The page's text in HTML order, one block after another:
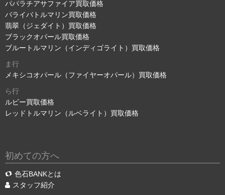
パパラチアサファイア買取価格
パライバトルマリン買取価格
翡翠（ジェダイト）買取価格
ブラックオパール買取価格
ブルートルマリン（インディゴライト）買取価格
ま行
メキシコオパール（ファイヤーオパール）買取価格
ら行
ルビー買取価格
レッドトルマリン（ルベライト）買取価格
初めての方へ
色石BANKとは
スタッフ紹介